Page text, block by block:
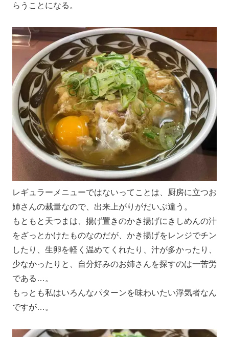
らうことになる。
レギュラーメニューではないってことは、厨房に立つお
姉さんの裁量なので、出来上がりがだいぶ違う。
もともと天つまは、揚げ置きのかき揚げにきしめんの汁
をざっとかけたものなのだが、かき揚げをレンジでチン
したり、生卵を軽く温めてくれたり、汁が多かったり、
少なかったりと、自分好みのお姉さんを探すのは一苦労
である…。
もっとも私はいろんなパターンを味わいたい浮気者なん
ですが…。